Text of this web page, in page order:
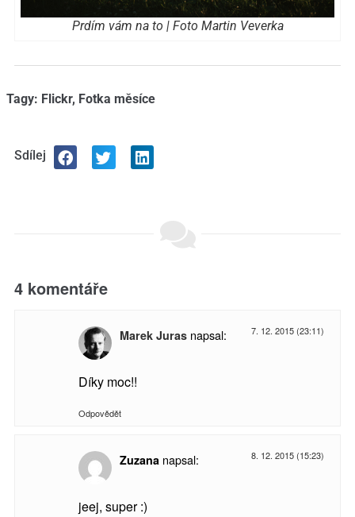
Prdím vám na to | Foto Martin Veverka
Tagy: Flickr, Fotka měsíce
Sdílej
4 komentáře
Marek Juras napsal: 7. 12. 2015 (23:11)
Díky moc!!
Odpovědět
Zuzana napsal: 8. 12. 2015 (15:23)
jeej, super :)